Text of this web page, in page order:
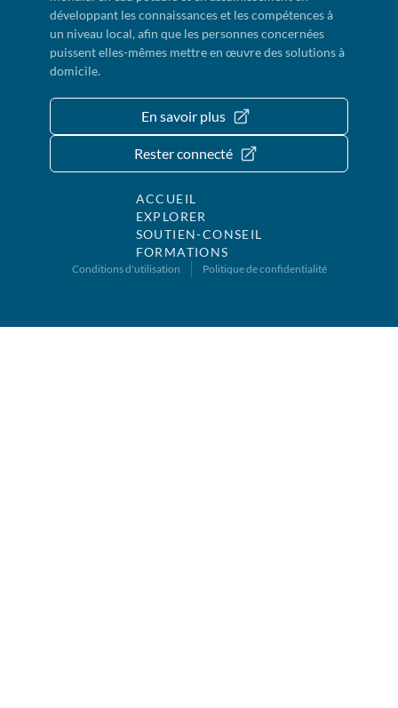
développant les connaissances et les compétences à
un niveau local, afin que les personnes concernées
puissent elles-mêmes mettre en œuvre des solutions à
domicile.
En savoir plus
Rester connecté
ACCUEIL
EXPLORER
SOUTIEN-CONSEIL
FORMATIONS
Conditions d'utilisation Politique de confidentialité